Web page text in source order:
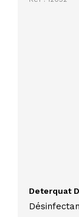
Deterquat